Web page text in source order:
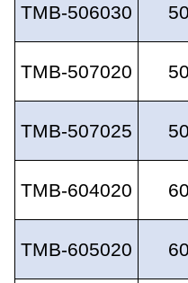
TMB-506030
TMB-507020
TMB-507025
TMB-604020
TMB-605020